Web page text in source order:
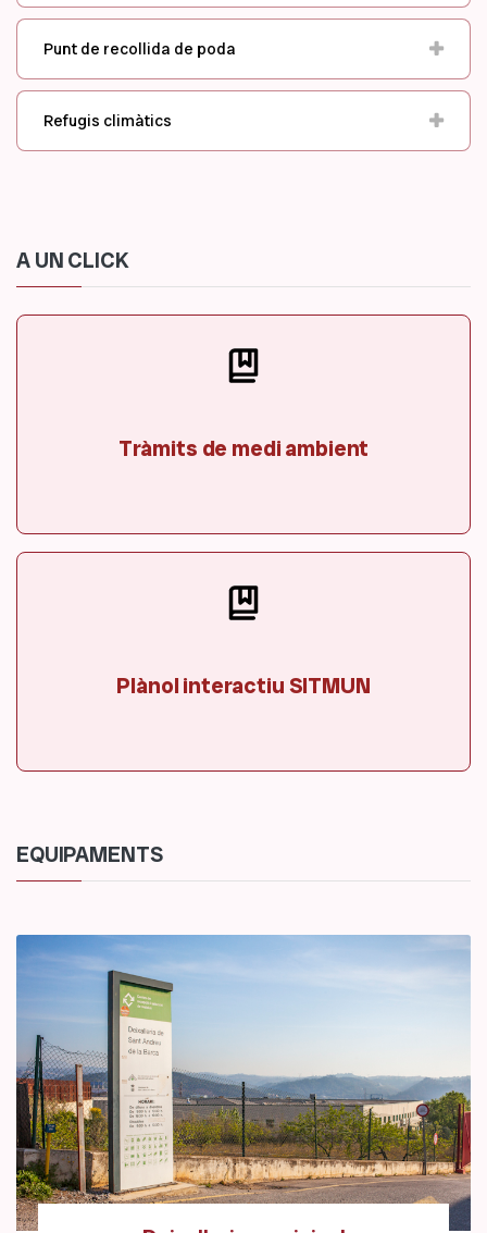
Punt de recollida de poda
Refugis climàtics
A UN CLICK
Tràmits de medi ambient
Plànol interactiu SITMUN
EQUIPAMENTS